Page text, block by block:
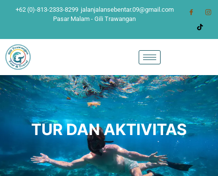
+62 (0)-813-2333-8299 jalanjalansebentar.09@gmail.com
Pasar Malam - Gili Trawangan
TUR DAN AKTIVITAS